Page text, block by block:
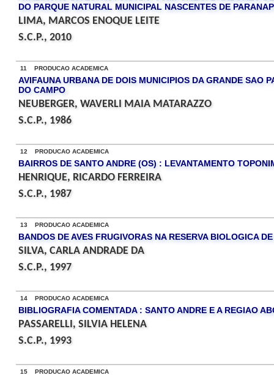
DO PARQUE NATURAL MUNICIPAL NASCENTES DE
LIMA, MARCOS ENOQUE LEITE
S.C.P., 2010
11 PRODUCAO ACADEMICA
AVIFAUNA URBANA DE DOIS MUNICIPIOS DA GRANDE SAO
DO CAMPO
NEUBERGER, WAVERLI MAIA MATARAZZO
S.C.P., 1986
12 PRODUCAO ACADEMICA
BAIRROS DE SANTO ANDRE (OS) : LEVANTAMENTO
HENRIQUE, RICARDO FERREIRA
S.C.P., 1987
13 PRODUCAO ACADEMICA
BANDOS DE AVES FRUGIVORAS NA RESERVA BIOLOGICA
SILVA, CARLA ANDRADE DA
S.C.P., 1997
14 PRODUCAO ACADEMICA
BIBLIOGRAFIA COMENTADA : SANTO ANDRE E A REGIAO
PASSARELLI, SILVIA HELENA
S.C.P., 1993
15 PRODUCAO ACADEMICA